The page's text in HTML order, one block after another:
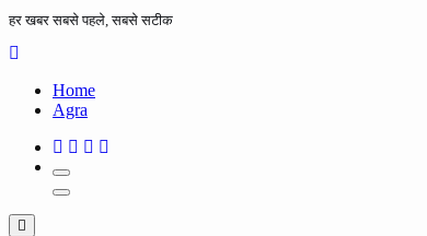
हर खबर सबसे पहले, सबसे सटीक
Home
Agra